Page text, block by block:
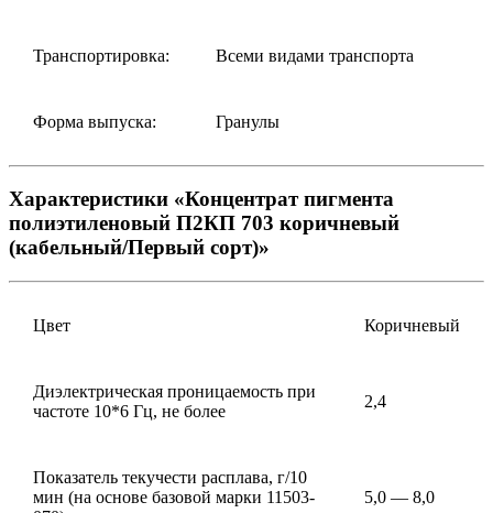
Транспортировка: Всеми видами транспорта
Форма выпуска: Гранулы
Характеристики «Концентрат пигмента
полиэтиленовый П2КП 703 коричневый
(кабельный/Первый сорт)»
Цвет Коричневый
Диэлектрическая проницаемость при
частоте 10*6 Гц, не более
2,4
Показатель текучести расплава, г/10
мин (на основе базовой марки 11503-
5,0 — 8,0